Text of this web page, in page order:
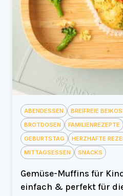
ABENDESSEN
BREIFREIE
BROTDOSEN
FAMILIENREZEPTE
GEBURTSTAG
HERZHAFTE
MITTAGSESSEN
SNACKS
Gemüse-Muffins für
einfach & perfekt für